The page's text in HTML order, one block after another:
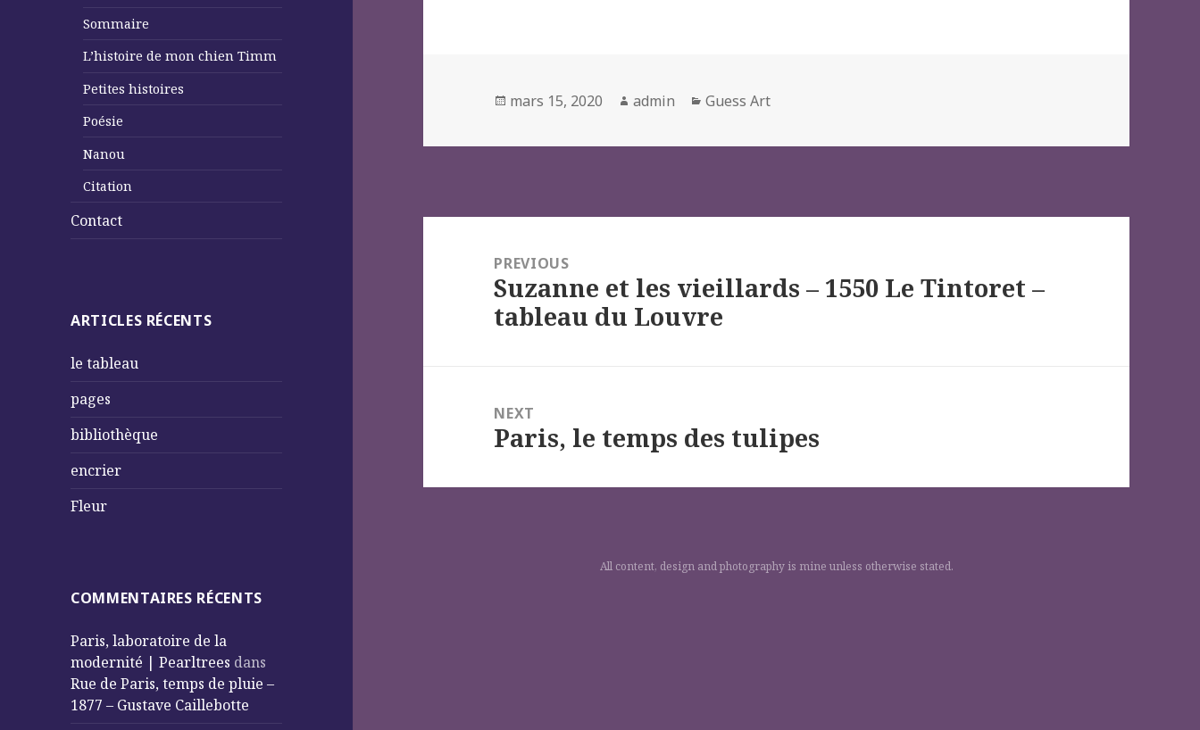
Sommaire
L’histoire de mon chien Timm
Petites histoires
Poésie
Nanou
Citation
Contact
ARTICLES RÉCENTS
le tableau
pages
bibliothèque
encrier
Fleur
COMMENTAIRES RÉCENTS
Paris, laboratoire de la
modernité | Pearltrees dans
Rue de Paris, temps de pluie –
1877 – Gustave Caillebotte
Posted
mars 15, 2020 Author
admin Categories
Guess Art
l’article
PREVIOUS
Previous
post:
Suzanne et les vieillards – 1550 Le Tintoret –
tableau du Louvre
NEXT
Next
Paris, le temps des tulipes
All content, design and photography is mine unless otherwise stated.